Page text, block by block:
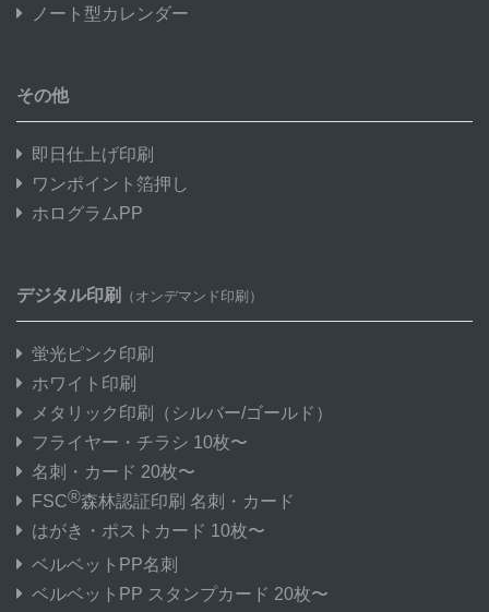
ノート型カレンダー
その他
即日仕上げ印刷
ワンポイント箔押し
ホログラムPP
デジタル印刷 （オンデマンド印刷）
蛍光ピンク印刷
ホワイト印刷
メタリック印刷
（シルバー/ゴールド）
フライヤー・チラシ 10枚〜
名刺・カード 20枚〜
FSC®森林認証印刷 名刺・カード
はがき・ポストカード 10枚〜
ベルベットPP名刺
ベルベットPP スタンプカード 20枚〜